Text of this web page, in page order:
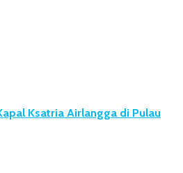
Ksatria Airlangga di Pulau